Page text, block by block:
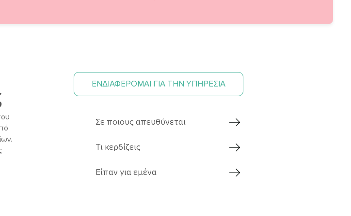
ΕΝΔΙΑΦΕΡΟΜΑΙ ΓΙΑ ΤΗΝ ΥΠΗΡΕΣΙΑ
Σε ποιους απευθύνεται
Τι κερδίζεις
Είπαν για εμένα